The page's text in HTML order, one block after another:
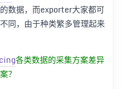
数据，而exporter大家都可
同，由于种类繁多管理起来
各类数据的采集方案差异
？